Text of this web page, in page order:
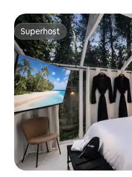
Superhost
Superhost